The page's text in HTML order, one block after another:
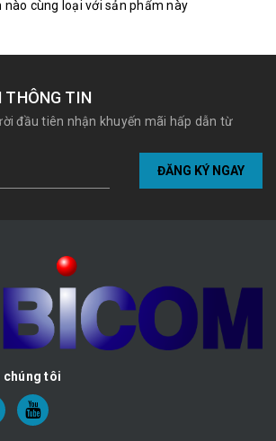
nào cùng loại với sản phẩm này
THÔNG TIN
đầu tiên nhận khuyến mãi hấp dẫn từ
ĐĂNG KÝ NGAY
chúng tôi